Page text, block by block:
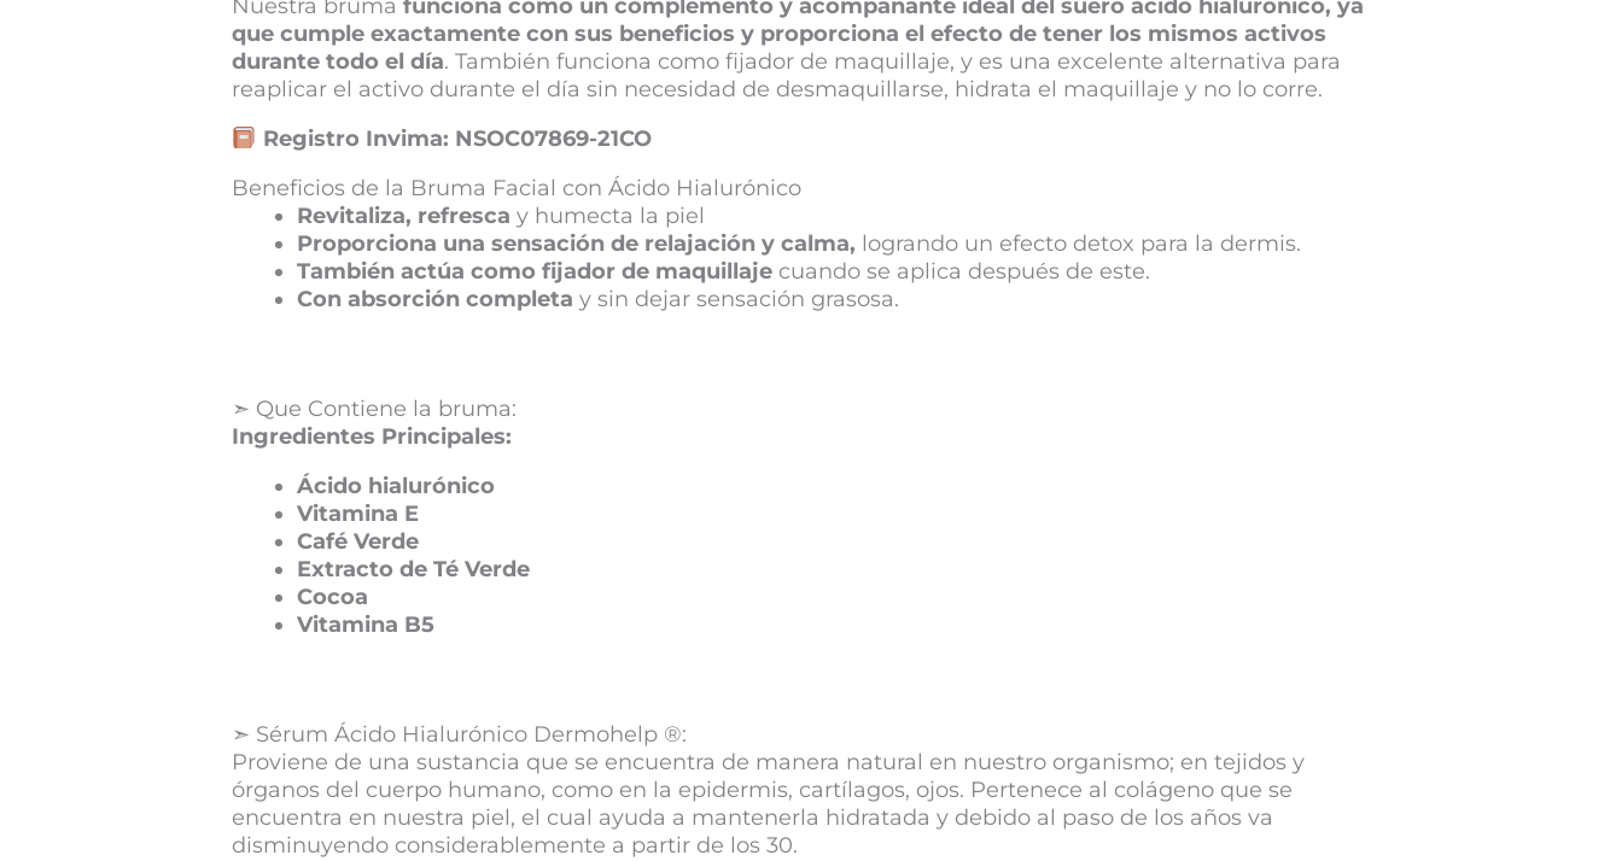
Nuestra bruma funciona como un complemento y acompañante ideal del suero ácido hialurónico, ya
que cumple exactamente con sus beneficios y proporciona el efecto de tener los mismos activos
durante todo el día. También funciona como fijador de maquillaje, y es una excelente alternativa para
reaplicar el activo durante el día sin necesidad de desmaquillarse, hidrata el maquillaje y no lo corre.
Registro Invima: NSOC07869-21CO
Beneficios de la Bruma Facial con Ácido Hialurónico
Revitaliza, refresca y humecta la piel
Proporciona una sensación de relajación y calma, logrando un efecto detox para la dermis.
También actúa como fijador de maquillaje cuando se aplica después de este.
Con absorción completa y sin dejar sensación grasosa.
➣ Que Contiene la bruma:
Ingredientes Principales:
Ácido hialurónico
Vitamina E
Café Verde
Extracto de Té Verde
Cocoa
Vitamina B5
➣ Sérum Ácido Hialurónico Dermohelp ®:
Proviene de una sustancia que se encuentra de manera natural en nuestro organismo; en tejidos y
órganos del cuerpo humano, como en la epidermis, cartílagos, ojos. Pertenece al colágeno que se
encuentra en nuestra piel, el cual ayuda a mantenerla hidratada y debido al paso de los años va
disminuyendo considerablemente a partir de los 30.